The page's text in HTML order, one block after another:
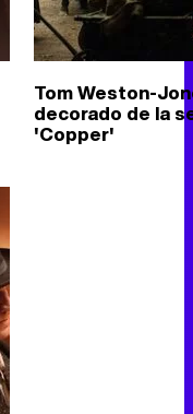
Tom Weston-
decorado de la
'Copper'